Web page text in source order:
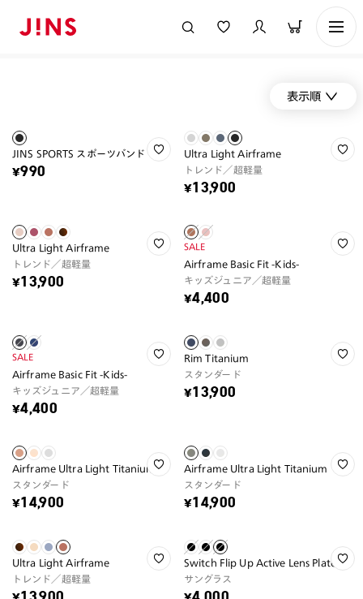
表示順
JINS SPORTS スポーツバンド
¥990
Ultra Light Airframe
トレンド／超軽量
¥13,900
Ultra Light Airframe
トレンド／超軽量
¥13,900
SALE
Airframe Basic Fit -Kids-
キッズジュニア／超軽量
¥4,400
SALE
Airframe Basic Fit -Kids-
キッズジュニア／超軽量
¥4,400
Rim Titanium
スタンダード
¥13,900
Airframe Ultra Light Titanium
スタンダード
¥14,900
Airframe Ultra Light Titanium
スタンダード
¥14,900
Ultra Light Airframe
トレンド／超軽量
Switch Flip Up Active Lens Plate
サングラス